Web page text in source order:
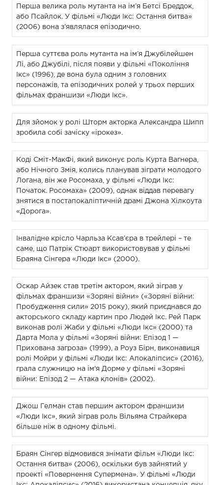
Перша велика роль мутанта на ім’я Бетсі Бреддок,
або Псайлок. У фільмі «Люди Ікс: Остання битва»
(2006) вона з’являлася епізодично.
Перша суттєва роль мутанта на ім’я Джубілейшен
Лі, або Джубілі, після появи у фільмі «Покоління
Ікс» (1996), де вона була одним з головних
персонажів, та епізодичних ролей у трьох перших
фільмах франшизи «Люди Ікс».
Для зйомок у ролі Шторм акторка Александра Шипп
зробила собі зачіску «ірокез».
Коді Сміт-МакФі, який виконує роль Курта Вагнера,
або Нічного Змія, колись планував зіграти молодого
Логана, він же Росомаха, у фільмі «Люди Ікс:
Початок. Росомаха» (2009), однак віддав перевагу
знятися в постапокаліптичній драмі Джона Хілкоута
«Дорога».
Інвалідне крісло Чарльза Ксав’єра в трейлері – те
саме, що Патрік Стюарт використовував у фільмі
Браяна Сінгера «Люди Ікс» (2000).
Оскар Айзек став третім актором, який зіграв у
фільмах франшизи «Зоряні війни» («Зоряні війни:
Пробудження сили» 2015 року), який приєднався до
акторського складу картин про Людей Ікс. Рей Парк
виконав ролі Жаби у фільмі «Люди Ікс» (2000) та
Дарта Мола у фільмі «Зоряні війни: Епізод 1 —
Прихована загроза» (1999), а Роуз Бірн, виконавиця
ролі Мойри у фільмі «Люди Ікс: Апокаліпсис» (2016),
грала служницю на ім'я Дорме у фільмі «Зоряні
війни: Епізод 2 — Атака клонів» (2002).
Джош Гелман став першим актором франшизи
«Люди Ікс», який зіграв роль Вільяма Страйкера
більше ніж в одному фільмі.
Браян Сінгер відмовився знімати фільм «Люди Ікс:
Остання битва» (2006), оскільки був зайнятий у
проекті «Повернення Супермена». У фільмі «Люди